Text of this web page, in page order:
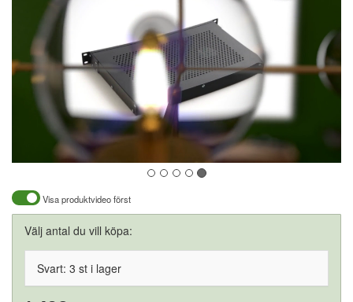
Visa produktvideo först
Välj antal du vill köpa:
Svart: 3 st i lager